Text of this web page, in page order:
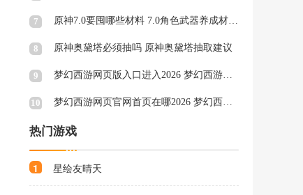
7 原神7.0要囤哪些材料 7.0角色武器养成材料一览
8 原神奥黛塔必须抽吗 原神奥黛塔抽取建议
9 梦幻西游网页版入口进入2026 梦幻西游网页版秒玩官网
10 梦幻西游网页官网首页在哪2026 梦幻西游网页官网页面一览
热门游戏
1 星绘友晴天